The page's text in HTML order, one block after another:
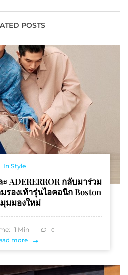
กนิษฐาธิราชเจ้า กรม
สมเด็จพระเทพรัตนราชสุ
เดี่ยวแซ็กโซโฟน
“Thailand Saxophone
Competition 2025”
POSTS
In Style
ADERERROR กลับมาร่วม
รองเท้ารุ่นไอคอนิก Boston
มมองใหม่
1 Min 0
more